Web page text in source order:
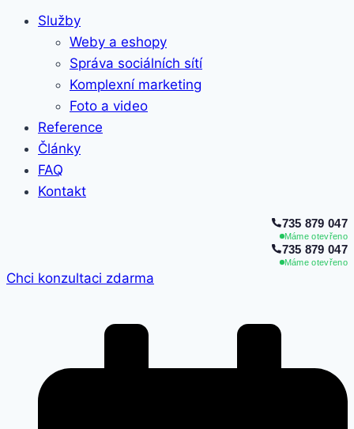
Služby
Weby a eshopy
Správa sociálních sítí
Komplexní marketing
Foto a video
Reference
Články
FAQ
Kontakt
735 879 047
Máme otevřeno
735 879 047
Máme otevřeno
Chci konzultaci zdarma